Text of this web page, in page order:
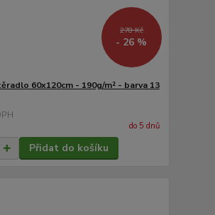
278 Kč
- 26 %
60x120cm - 190g/m² - barva 13
do 5 dnů
Přidat do košíku